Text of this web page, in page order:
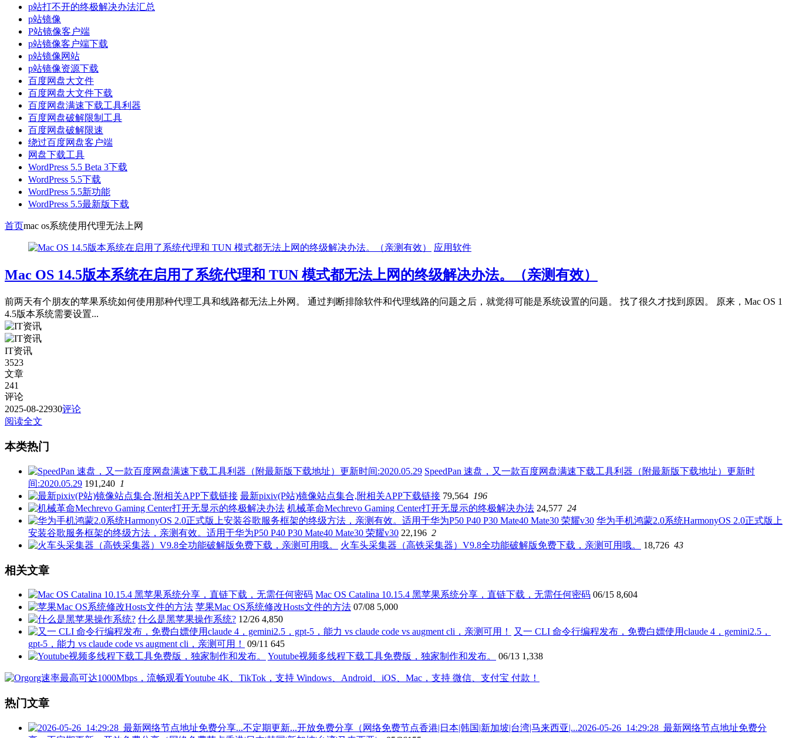
p站打不开的终极解决办法汇总
p站镜像
P站镜像客户端
p站镜像客户端下载
p站镜像网站
p站镜像资源下载
百度网盘大文件
百度网盘大文件下载
百度网盘满速下载工具利器
百度网盘破解限制工具
百度网盘破解限速
绕过百度网盘客户端
网盘下载工具
WordPress 5.5 Beta 3下载
WordPress 5.5下载
WordPress 5.5新功能
WordPress 5.5最新版下载
首页mac os系统使用代理无法上网
应用软件
Mac OS 14.5版本系统在启用了系统代理和 TUN 模式都无法上网的终级解决办法。（亲测有效）
前两天有个朋友的苹果系统如何使用那种代理工具和线路都无法上外网。 通过判断排除软件和代理线路的问题之后，就觉得可能是系统设置的问题。 找了很久才找到原因。 原来，Mac OS 1
4.5版本系统需要设置...
IT资讯
3523
文章
241
评论
2025-08-22930评论
阅读全文
本类热门
SpeedPan 速盘，又一款百度网盘满速下载工具利器（附最新版下载地址）更新时
间:2020.05.29 191,240 1
最新pixiv(P站)镜像站点集合,附相关APP下载链接 79,564 196
机械革命Mechrevo Gaming Center打开无显示的终极解决办法 24,577 24
华为手机鸿蒙2.0系统HarmonyOS 2.0正式版上
安装谷歌服务框架的终级方法，亲测有效。适用于华为P50 P40 P30 Mate40 Mate30 荣耀v30 22,196 2
火车头采集器（高铁采集器）V9.8全功能破解版免费下载，亲测可用哦。
18,726 43
相关文章
Mac OS Catalina 10.15.4 黑苹果系统分享，直链下载，无需任何密码 06/15 8,604
苹果Mac OS系统修改Hosts文件的方法 07/08 5,000
什么是黑苹果操作系统? 12/26 4,850
又一 CLI 命令行编程发布，免费白嫖使用claude 4，gemini2.5，
gpt-5，能力 vs claude code vs augment cli，亲测可用！
09/11 645
Youtube视频多线程下载工具免费版，独家制作和发布。
06/13 1,338
热门文章
2026-05-26_14:29:28_最新网络节点地址免费分